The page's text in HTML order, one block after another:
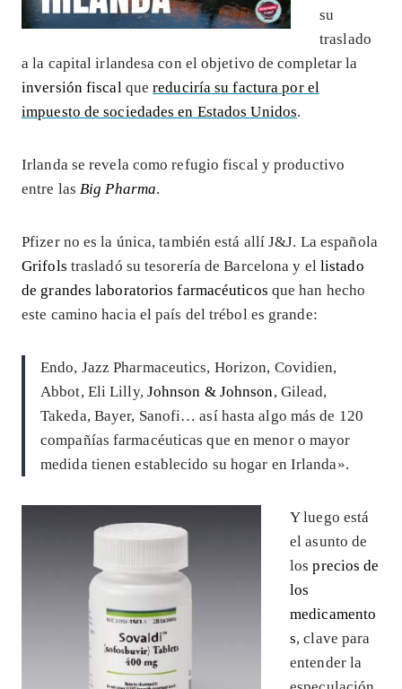
su
traslado
a la capital irlandesa con el objetivo de completar la
inversión fiscal quereduciría su factura por el
impuesto de sociedades en Estados Unidos.
Irlanda se revela como refugio fiscal y productivo
entre las Big Pharma.
Pfizer no es la única, también está allí J&J. La española
Grifols trasladó su tesorería de Barcelona y el listado
de grandes laboratorios farmacéuticos que han hecho
este camino hacia el país del trébol es grande:
Endo, Jazz Pharmaceutics, Horizon, Covidien,
Abbot, Eli Lilly, Johnson & Johnson, Gilead,
Takeda, Bayer, Sanofi… así hasta algo más de 120
compañías farmacéuticas que en menor o mayor
medida tienen establecido su hogar en Irlanda».
Y luego está
el asunto de
losprecios de
los
medicamento
s, clave para
entender la